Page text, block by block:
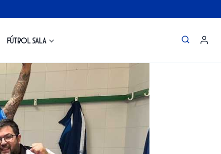
Fútbol Sala